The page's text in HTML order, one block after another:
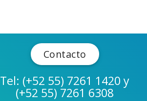
Contacto
Tel: (+52 55) 7261 1420 y
(+52 55) 7261 6308